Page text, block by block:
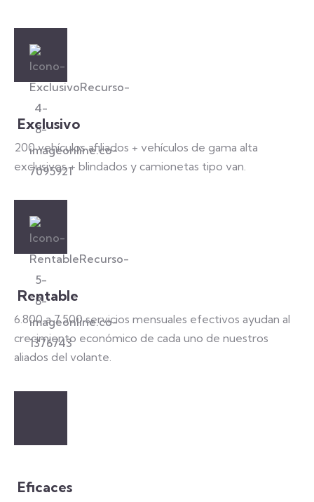
Exclusivo
200 vehículos afiliados + vehículos de gama alta
exclusivos + blindados y camionetas tipo van.
Rentable
6.800 a 7.500 servicios mensuales efectivos ayudan al
crecimiento económico de cada uno de nuestros
aliados del volante.
Eficaces